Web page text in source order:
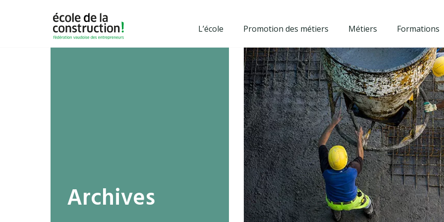
L’école Promotion des métiers Métiers Formations
Archives